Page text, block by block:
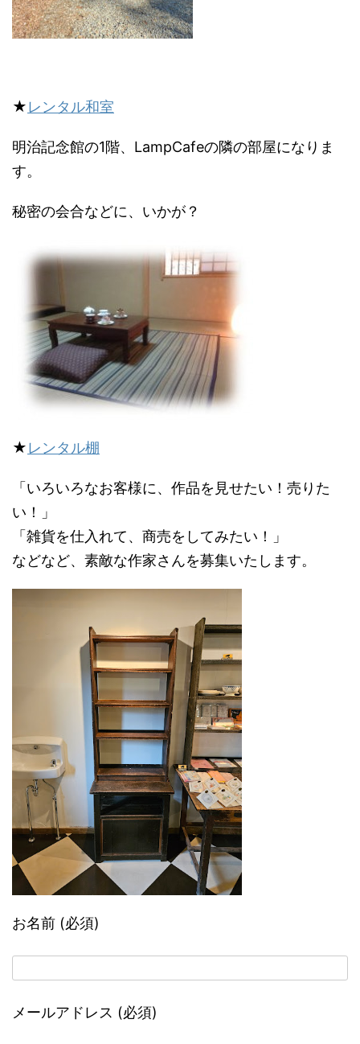
★レンタル和室
明治記念館の1階、LampCafeの隣の部屋になりま
す。
秘密の会合などに、いかが？
★レンタル棚
「いろいろなお客様に、作品を見せたい！売りた
い！」
「雑貨を仕入れて、商売をしてみたい！」
などなど、素敵な作家さんを募集いたします。
お名前 (必須)
メールアドレス (必須)